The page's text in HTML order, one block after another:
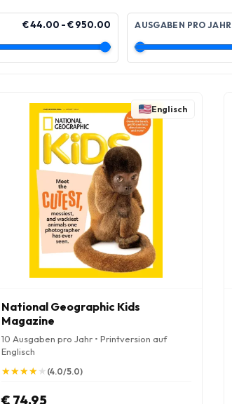
€ 44.00 - € 950.00 AUSGABEN PRO JAHR
Englisch
National Geographic Kids
Magazine
10 Ausgaben pro Jahr • Printversion auf
Englisch
★
★★
★★
★★
★★
★ (4.0/5.0)
€ 74.95